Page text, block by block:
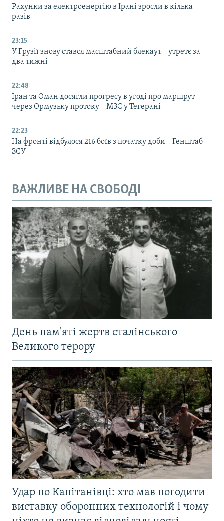
Рахунки за електроенергію в Ірані зросли в кілька
разів
23:15
У Грузії знову стався масштабний блекаут – утретє за
два тижні
22:48
Іран та Оман досягли прогресу в угоді про маршрут
через Ормузьку протоку – МЗС у Тегерані
22:23
На фронті відбулося 216 боїв з початку доби – Генштаб
ЗСУ
ВАЖЛИВЕ НА СВОБОДІ
День пам'яті жертв сталінського
Великого терору
Удар по Капітанівці: хто мав погодити
виставку оборонних технологій і чому